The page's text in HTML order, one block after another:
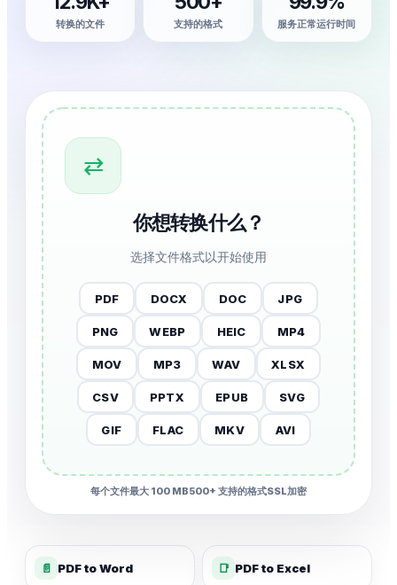
转换的文件 支持的格式 服务正常运行时间
⇄
你想转换什么？
选择文件格式以开始使用
PDF DOCX DOC JPG
PNG WEBP HEIC MP4
MOV MP3 WAV XLSX
CSV PPTX EPUB SVG
GIF FLAC MKV AVI
每个文件最大 100 MB500+ 支持的格式SSL加密
📄 PDF to Word 📑 PDF to Excel